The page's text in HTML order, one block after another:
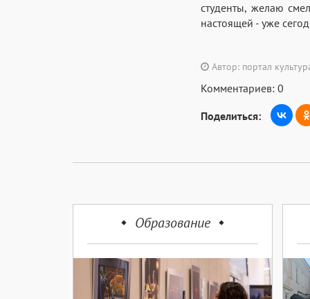
студенты, желаю
настоящей - уже
Автор: портал
Комментариев: 0
Поделиться:
Образование